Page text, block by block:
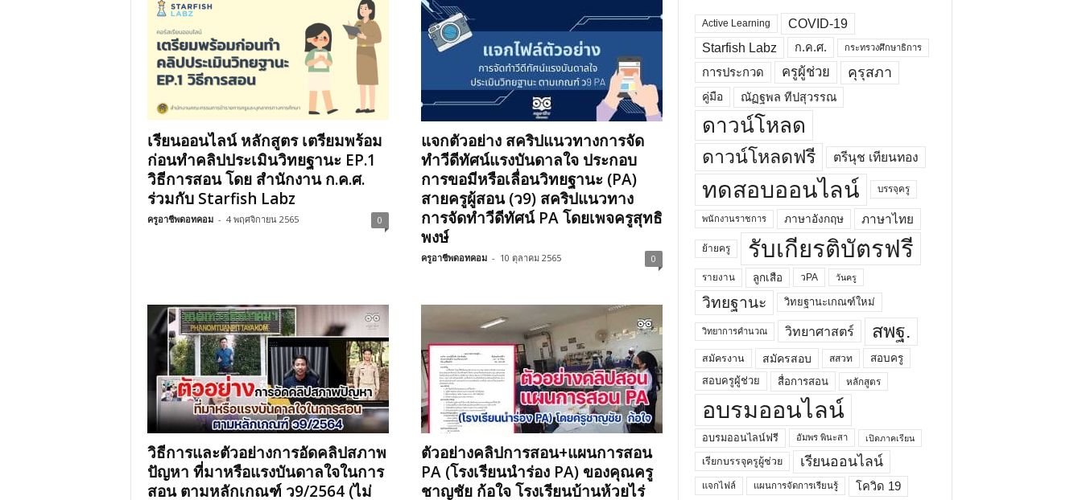
เรียนออนไลน์ หลักสูตร เตรียมพร้อม
ก่อนทำคลิปประเมินวิทยฐานะ EP.1
วิธีการสอน โดย สำนักงาน ก.ค.ศ.
ร่วมกับ Starfish Labz
ครูอาชีพดอทคอม - 4 พฤศจิกายน 2565 0
แจกตัวอย่าง สคริปแนวทางการจัด
ทําวีดีทัศน์แรงบันดาลใจ ประกอบ
การขอมีหรือเลื่อนวิทยฐานะ (PA)
สายครูผู้สอน (ว9) สคริปแนวทาง
การจัดทําวีดีทัศน์ PA โดยเพจครูสุทธิ
พงษ์
ครูอาชีพดอทคอม - 10 ตุลาคม 2565 0
วิธีการและตัวอย่างการอัดคลิปสภาพ
ปัญหา ที่มาหรือแรงบันดาลใจในการ
สอน ตามหลักเกณฑ์ ว9/2564 (ไม่
ตัวอย่างคลิปการสอน+แผนการสอน
PA (โรงเรียนนำร่อง PA) ของคุณครู
ชาญชัย ก้อใจ โรงเรียนบ้านห้วยไร่
Active Learning
COVID-19
Starfish Labz
ก.ค.ศ. กระทรวงศึกษาธิการ
การประกวด ครูผู้ช่วย คุรุสภา
คู่มือ ณัฏฐพล ทีปสุวรรณ
ดาวน์โหลด
ดาวน์โหลดฟรี ตรีนุช เทียนทอง
ทดสอบออนไลน์ บรรจุครู
พนักงานราชการ ภาษาอังกฤษ ภาษาไทย
ย้ายครู รับเกียรติบัตรฟรี
รายงาน ลูกเสือ วPA วันครู
วิทยฐานะ วิทยฐานะเกณฑ์ใหม่
วิทยาการคำนวณ วิทยาศาสตร์ สพฐ.
สมัครงาน สมัครสอบ สสวท
สอบครู
สอบครูผู้ช่วย
สื่อการสอน หลักสูตร
อบรมออนไลน์
อบรมออนไลน์ฟรี อัมพร พินะสา เปิดภาคเรียน
เรียกบรรจุครูผู้ช่วย เรียนออนไลน์
แจกไฟล์ แผนการจัดการเรียนรู้ โควิด 19